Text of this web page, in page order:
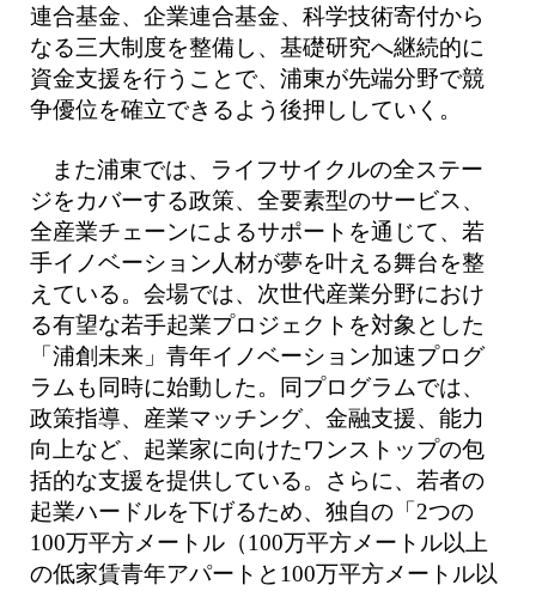
連合基金、企業連合基金、科学技術寄付から
なる三大制度を整備し、基礎研究へ継続的に
資金支援を行うことで、浦東が先端分野で競
争優位を確立できるよう後押ししていく。
また浦東では、ライフサイクルの全ステー
ジをカバーする政策、全要素型のサービス、
全産業チェーンによるサポートを通じて、若
手イノベーション人材が夢を叶える舞台を整
えている。会場では、次世代産業分野におけ
る有望な若手起業プロジェクトを対象とした
「浦創未来」青年イノベーション加速プログ
ラムも同時に始動した。同プログラムでは、
政策指導、産業マッチング、金融支援、能力
向上など、起業家に向けたワンストップの包
括的な支援を提供している。さらに、若者の
起業ハードルを下げるため、独自の「2つの
100万平方メートル（100万平方メートル以上
の低家賃青年アパートと100万平方メートル以